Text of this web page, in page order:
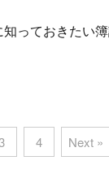
っておきたい
4 Next »